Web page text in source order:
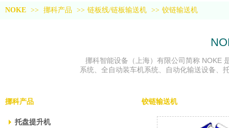
NOKE >> 挪科产品 >> 链板线/链板输送机 >> 铰链输送机
挪科智能设备（上海）有限公司简称 NOKE
系统、全自动装车机系统、自动化输送设备、
挪科产品
托盘提升机
铰链输送机